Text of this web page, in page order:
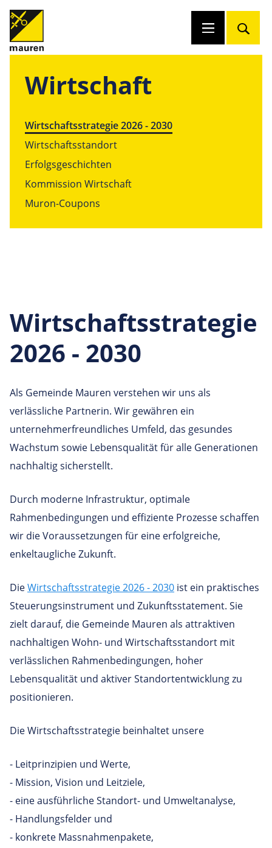
Wirtschaft
Wirtschaftsstrategie 2026 - 2030
Wirtschaftsstandort
Erfolgsgeschichten
Kommission Wirtschaft
Muron-Coupons
Wirtschaftsstrategie
2026 - 2030
Als Gemeinde Mauren verstehen wir uns als
verlässliche Partnerin. Wir gewähren ein
unternehmerfreundliches Umfeld, das gesundes
Wachstum sowie Lebensqualität für alle Generationen
nachhaltig sicherstellt.
Durch moderne Infrastruktur, optimale
Rahmenbedingungen und effiziente Prozesse schaffen
wir die Voraussetzungen für eine erfolgreiche,
enkeltaugliche Zukunft.
DieWirtschaftsstrategie 2026 - 2030 ist ein praktisches
Steuerungsinstrument und Zukunftsstatement. Sie
zielt darauf, die Gemeinde Mauren als attraktiven
nachhaltigen Wohn- und Wirtschaftsstandort mit
verlässlichen Rahmenbedingungen, hoher
Lebensqualität und aktiver Standortentwicklung zu
positionieren.
Die Wirtschaftsstrategie beinhaltet unsere
- Leitprinzipien und Werte,
- Mission, Vision und Leitziele,
- eine ausführliche Standort- und Umweltanalyse,
- Handlungsfelder und
- konkrete Massnahmenpakete,